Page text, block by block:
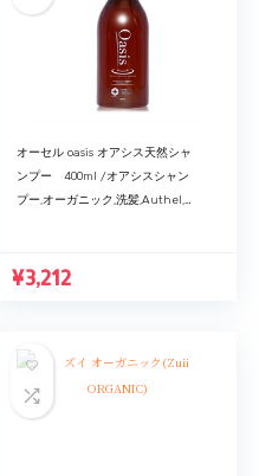
オーセル oasis オアシス天然シャ
ンプー 400ml /オアシスシャン
プー,オーガニック,洗髪,Authel,ヘ
¥3,212